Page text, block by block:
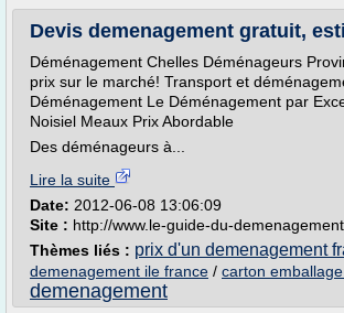
Devis demenagement gratuit,
Déménagement Chelles Déménageurs
prix sur le marché! Transport et
Déménagement Le Déménagement par
Noisiel Meaux Prix Abordable
Des déménageurs à...
Lire la suite
Date: 2012-06-08 13:06:09
Site : http://www.le-guide-du-
Thèmes liés : prix d'un demenagement
demenagement ile france / carton
demenagement